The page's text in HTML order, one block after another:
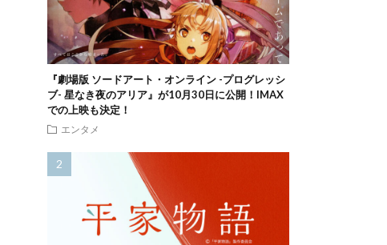
『劇場版 ソードアート・オンライン -プログレッシ
ブ- 星なき夜のアリア』が10月30日に公開！IMAX
での上映も決定！
エンタメ